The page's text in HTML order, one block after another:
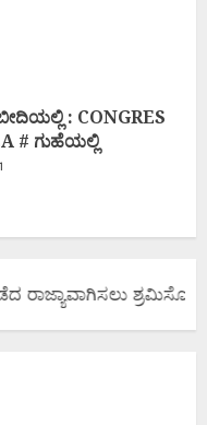
: CONGRES
# ಗುಹೆಯಲ್ಲಿ
ರಾಜ್ಯಾವಾಗಿಸಲು ಶ್ರಮಿಸೋಣ